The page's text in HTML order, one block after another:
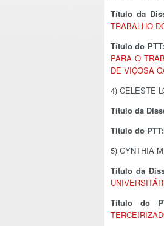
Título da
TRABALHO
Título do PTT:
PARA O
DE VIÇOSA
4) CELESTE
Título da
Título do PTT:
5) CYNTHIA
Título da
Título do